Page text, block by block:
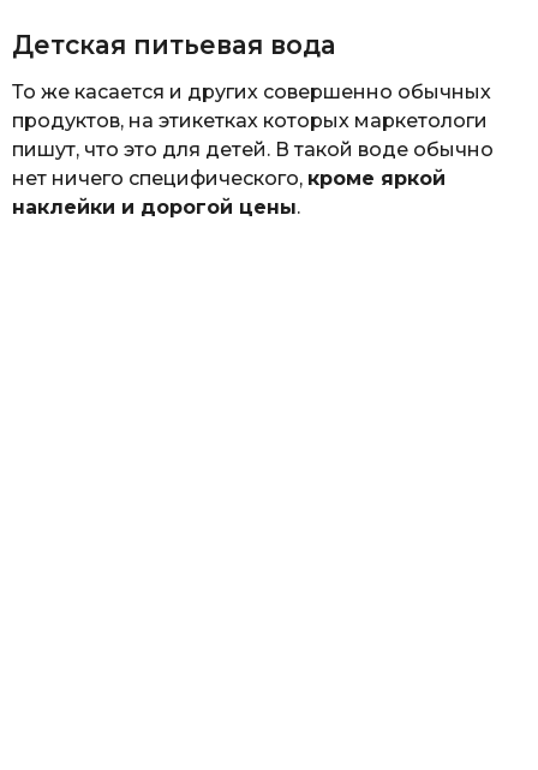
Детская питьевая вода
То же касается и других совершенно обычных
продуктов, на этикетках которых маркетологи
пишут, что это для детей. В такой воде обычно
нет ничего специфического, кроме яркой
наклейки и дорогой цены.